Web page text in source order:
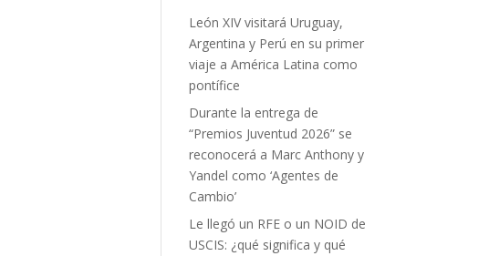
León XIV visitará Uruguay,
Argentina y Perú en su primer
viaje a América Latina como
pontífice
Durante la entrega de
“Premios Juventud 2026” se
reconocerá a Marc Anthony y
Yandel como ‘Agentes de
Cambio’
Le llegó un RFE o un NOID de
USCIS: ¿qué significa y qué